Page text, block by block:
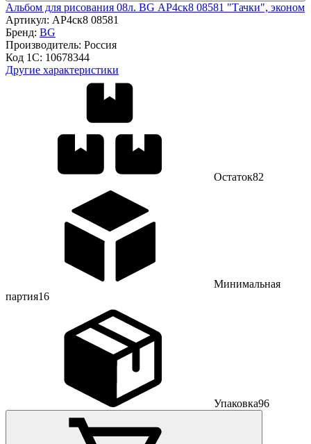
Альбом для рисования 08л. BG АР4ск8 08581 "Тачки", эконом
Артикул: АР4ск8 08581
Бренд: BG
Производитель: Россия
Код 1С: 10678344
Другие характеристики
Остаток82
Минимальная
партия16
Упаковка96